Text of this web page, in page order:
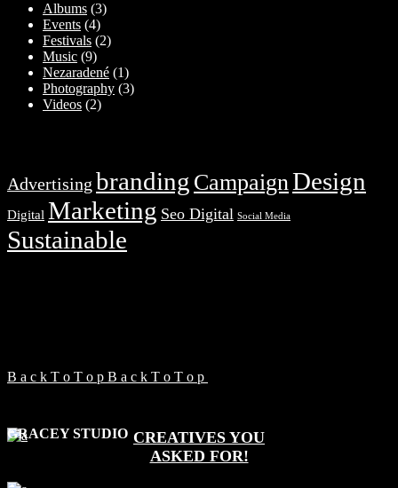
Albums (3)
Events (4)
Festivals (2)
Music (9)
Nezaradené (1)
Photography (3)
Videos (2)
Advertising branding CampaignDesign
Digital Marketing Seo Digital Social Media
Sustainable
B a c k T o T o p B a c k T o T o p
GRACEY STUDIO CREATIVES YOU
ASKED FOR!